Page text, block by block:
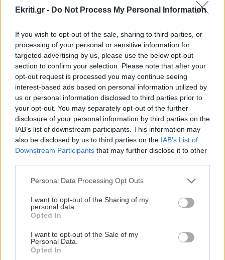
Ekriti.gr - Do Not Process My Personal Information
If you wish to opt-out of the sale, sharing to third parties, or
processing of your personal or sensitive information for
targeted advertising by us, please use the below opt-out
section to confirm your selection. Please note that after your
opt-out request is processed you may continue seeing
interest-based ads based on personal information utilized by
us or personal information disclosed to third parties prior to
your opt-out. You may separately opt-out of the further
disclosure of your personal information by third parties on the
IAB’s list of downstream participants. This information may
also be disclosed by us to third parties on the IAB’s List of
Downstream Participants that may further disclose it to other
Personal Data Processing Opt Outs
I want to opt-out of the Sharing of my
personal data.
Opted In
I want to opt-out of the Sale of my
Personal Data.
Opted In
Χωρίς τις αισθήσεις της ανασύρθηκε 53χρονη
από ακάλυπτο πολυκατοικίας
12:09
ΣΠΙΤΙ
Έφτασε το τέλος των φούρνων μικροκυμάτων;
12:00
GOSSIP - LIFESTYLE
Καλλιμάνη: Θαμώνας της πέταξε λουλούδια
στο πρόσωπο
11:57
ΚΡΗΤΗ
πέθανε!
11:51
ΠΟΛΙΤΙΚΟ ΠΑΡΑΣΚΗΝΙΟ
Τελέστηκε το ετήσιο μνημόσυνο της Λένας
ΠΕΡΙΣΣΟΤΕΡΑ
ΚΟΣΜΟΣ
ΗΠΑ: Έντονη ανησυχία για τον
μύκητα candida auris που
«αντιστέκεται» στα φάρμακα
Ζευγάρι σε παρεκκλήσι, 100 ευρώ από
κατάληξη